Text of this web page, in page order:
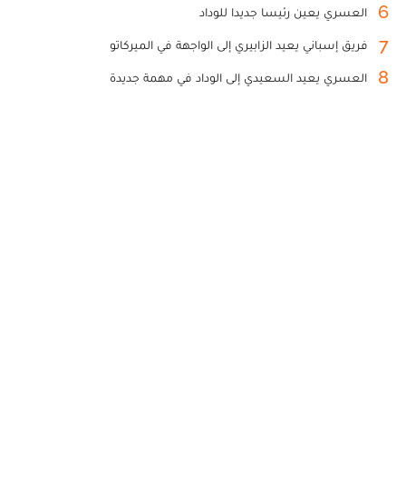
6 العسري يعين رئيسا جديدا للوداد
7 فريق إسباني يعيد الزابيري إلى الواجهة في الميركاتو
8 العسري يعيد السعيدي إلى الوداد في مهمة جديدة